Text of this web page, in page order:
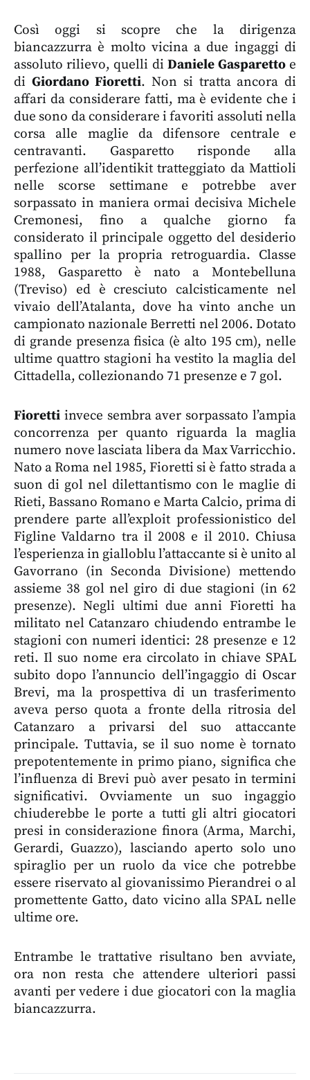
Così oggi si scopre che la dirigenza
biancazzurra è molto vicina a due ingaggi di
assoluto rilievo, quelli di Daniele Gasparettoe
di Giordano Fioretti. Non si tratta ancora di
affari da considerare fatti, ma è evidente che i
due sono da considerare i favoriti assoluti nella
corsa alle maglie da difensore centrale e
centravanti. Gasparetto risponde alla
perfezione all’identikit tratteggiato da Mattioli
nelle scorse settimane e potrebbe aver
sorpassato in maniera ormai decisiva Michele
Cremonesi, fino a qualche giorno fa
considerato il principale oggetto del desiderio
spallino per la propria retroguardia. Classe
1988, Gasparetto è nato a Montebelluna
(Treviso) ed è cresciuto calcisticamente nel
vivaio dell’Atalanta, dove ha vinto anche un
campionato nazionale Berretti nel 2006. Dotato
di grande presenza fisica (è alto 195 cm), nelle
ultime quattro stagioni ha vestito la maglia del
Cittadella, collezionando 71 presenze e 7 gol.
Fioretti invece sembra aver sorpassato l’ampia
concorrenza per quanto riguarda la maglia
numero nove lasciata libera da Max Varricchio.
Nato a Roma nel 1985, Fioretti si è fatto strada a
suon di gol nel dilettantismo con le maglie di
Rieti, Bassano Romano e Marta Calcio, prima di
prendere parte all’exploit professionistico del
Figline Valdarno tra il 2008 e il 2010. Chiusa
l’esperienza in gialloblu l’attaccante si è unito al
Gavorrano (in Seconda Divisione) mettendo
assieme 38 gol nel giro di due stagioni (in 62
presenze). Negli ultimi due anni Fioretti ha
militato nel Catanzaro chiudendo entrambe le
stagioni con numeri identici: 28 presenze e 12
reti. Il suo nome era circolato in chiave SPAL
subito dopo l’annuncio dell’ingaggio di Oscar
Brevi, ma la prospettiva di un trasferimento
aveva perso quota a fronte della ritrosia del
Catanzaro a privarsi del suo attaccante
principale. Tuttavia, se il suo nome è tornato
prepotentemente in primo piano, significa che
l’influenza di Brevi può aver pesato in termini
significativi. Ovviamente un suo ingaggio
chiuderebbe le porte a tutti gli altri giocatori
presi in considerazione finora (Arma, Marchi,
Gerardi, Guazzo), lasciando aperto solo uno
spiraglio per un ruolo da vice che potrebbe
essere riservato al giovanissimo Pierandrei o al
promettente Gatto, dato vicino alla SPAL nelle
ultime ore.
Entrambe le trattative risultano ben avviate,
ora non resta che attendere ulteriori passi
avanti per vedere i due giocatori con la maglia
biancazzurra.